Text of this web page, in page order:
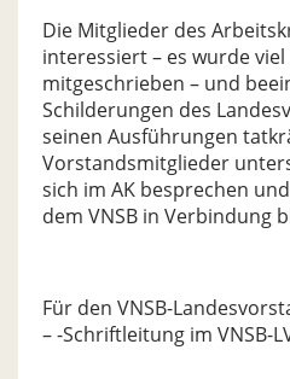
Die Mitglieder des
interessiert – es wurde
mitgeschrieben – und
Schilderungen des
seinen Ausführungen
Vorstandsmitglieder
sich im AK besprechen
dem VNSB in Verbindung
Für den VNSB-
– -Schriftleitung im VNSB-